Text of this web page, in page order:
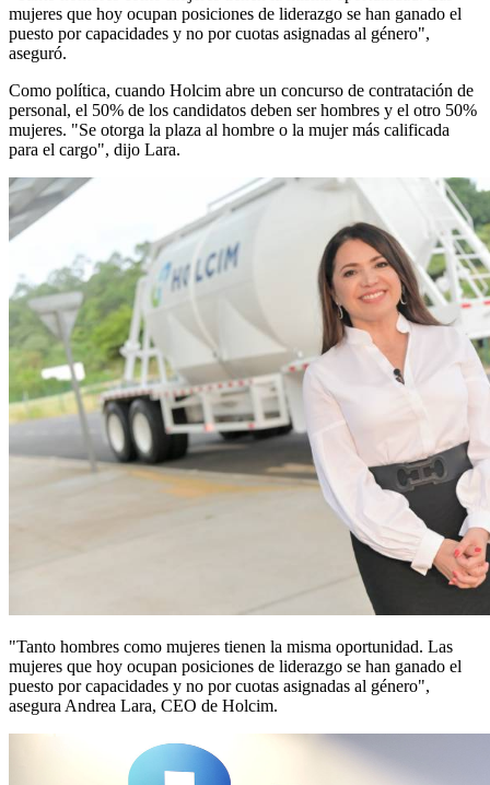
mujeres que hoy ocupan posiciones de liderazgo se han ganado el
puesto por capacidades y no por cuotas asignadas al género",
aseguró.
Como política, cuando Holcim abre un concurso de contratación de
personal, el 50% de los candidatos deben ser hombres y el otro 50%
mujeres. "Se otorga la plaza al hombre o la mujer más calificada
para el cargo", dijo Lara.
"Tanto hombres como mujeres tienen la misma oportunidad. Las
mujeres que hoy ocupan posiciones de liderazgo se han ganado el
puesto por capacidades y no por cuotas asignadas al género",
asegura Andrea Lara, CEO de Holcim.